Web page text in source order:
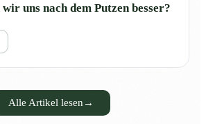
uns nach dem Putzen besser?
Alle Artikel lesen →